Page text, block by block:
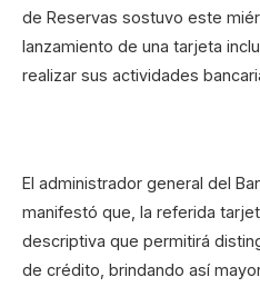
de Reservas sostuvo este
lanzamiento de una tarjeta
realizar sus actividades
El administrador general del
manifestó que, la referida
descriptiva que permitirá
de crédito, brindando así